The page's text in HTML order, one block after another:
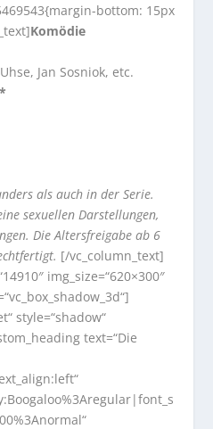
bottom: 15px
Komödie
Jan Sosniok, etc.
als auch in der Serie.
sexuellen Darstellungen,
Die Altersfreigabe ab 6
[/vc_column_text]
img_size=“620×300″
style=“shadow“
text=“Die